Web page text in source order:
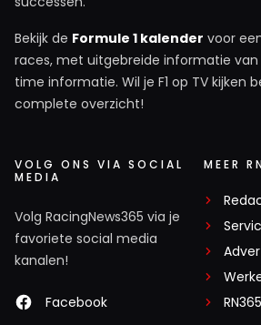
Bekijk de Formule 1 kalender voor
races, met uitgebreide informatie
time informatie. Wil je F1 op TV kijken
complete overzicht!
VOLG ONS VIA SOCIAL
MEDIA
Volg RacingNews365 via je
favoriete social media
kanalen!
Facebook
MEER